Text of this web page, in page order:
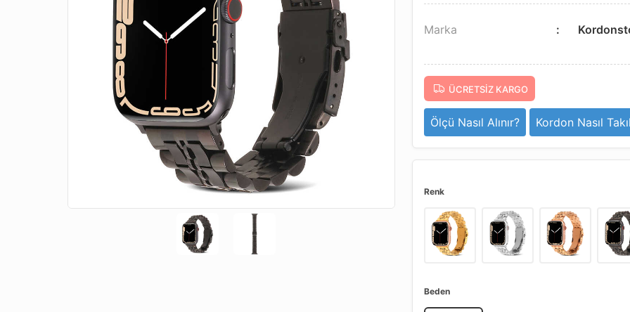
Marka
ÜCRETSIZ KARGO
Ölçü Nasıl Alınır? Kordon Nasıl
Renk
Beden